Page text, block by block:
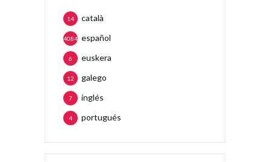
català
14
español
4084
euskera
6
galego
12
inglés
7
portugués
4